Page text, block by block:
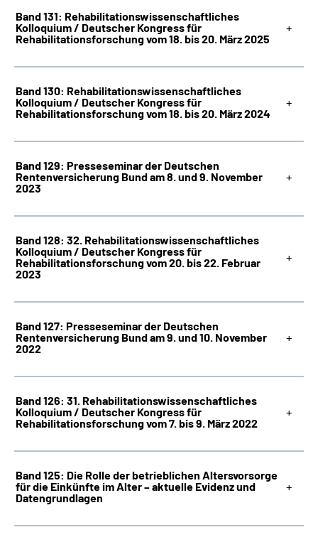
Band 131: Rehabilitationswissenschaftliches
Kolloquium / Deutscher Kongress für
Rehabilitationsforschung vom 18. bis 20. März 2025
Band 130: Rehabilitationswissenschaftliches
Kolloquium / Deutscher Kongress für
Rehabilitationsforschung vom 18. bis 20. März 2024
Band 129: Presseseminar der Deutschen
Rentenversicherung Bund am 8. und 9. November
2023
Band 128: 32. Rehabilitationswissenschaftliches
Kolloquium / Deutscher Kongress für
Rehabilitationsforschung vom 20. bis 22. Februar
2023
Band 127: Presseseminar der Deutschen
Rentenversicherung Bund am 9. und 10. November
2022
Band 126: 31. Rehabilitationswissenschaftliches
Kolloquium / Deutscher Kongress für
Rehabilitationsforschung vom 7. bis 9. März 2022
Band 125: Die Rolle der betrieblichen Altersvorsorge
für die Einkünfte im Alter – aktuelle Evidenz und
Datengrundlagen